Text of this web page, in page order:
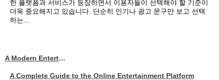
한 플랫폼과 서비스가 등장하면서 이용자들이 선택해야 할 기준이
더욱 중요해지고 있습니다. 단순히 인기나 광고 문구만 보고 선택
하는...
A Modern Entertainment Platform Bringing
A Complete Guide to the Online Entertainment Platform